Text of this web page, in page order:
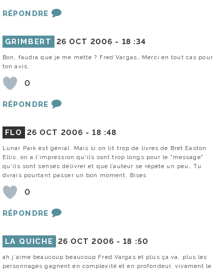
RÉPONDRE
GRIMBERT 26 OCT 2006 - 18 :34
Bon, faudra que je me mette ? Fred Vargas… Merci en tout cas pour
ton avis.
0
RÉPONDRE
FLO 26 OCT 2006 -18 :48
Lunar Park est génial. Mais si on lit trop de livres de Bret Easton
Ellis, on a l’impression qu’ils sont trop longs pour le "message"
qu’ils sont sensés délivrer et que l’auteur se répète un peu… Tu
dvrais pourtant passer un bon moment. Bises
0
RÉPONDRE
LA QUICHE 26 OCT 2006 -18 :50
ah j’aime beaucoup beaucoup Fred Vargas et plus ça va, plus les
personnages gagnent en complexité et en profondeur, vivement le